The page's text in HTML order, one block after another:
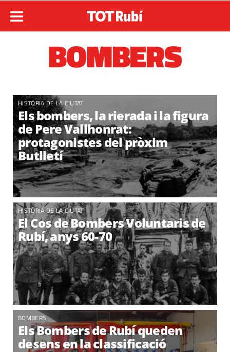
BOMBERS
HISTÒRIA DE LA CIUTAT
Els bombers, la rierada i la figura
de Pere Vallhonrat:
protagonistes del pròxim
Butlletí
HISTÒRIA DE LA CIUTAT
El Cos de Bombers Voluntaris de
Rubí, anys 60-70
BOMBERS
Els Bombers de Rubí queden
desens en la classificació